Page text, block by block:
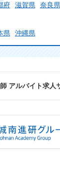
府 滋賀県
奈良県
県 沖縄県
アルバイト求人